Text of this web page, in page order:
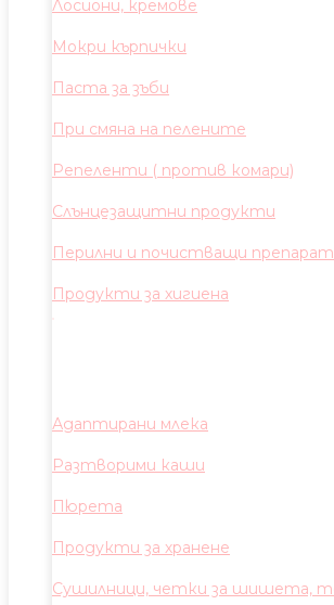
Лосиони, кремове
Мокри кърпички
Паста за зъби
При смяна на пелените
Репеленти ( против комари)
Слънцезащитни продукти
Перилни и почистващи
Продукти за хигиена
Адаптирани млека
Разтворими каши
Пюрета
Продукти за хранене
Сушилници, четки за шишета,